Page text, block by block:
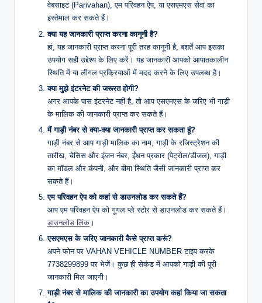
वेबसाइट (Parivahan), एम परिवहन ऐप, या एसएमएस सेवा का
इस्तेमाल कर सकते हैं।
क्या यह जानकारी प्राप्त करना कानूनी है?
हां, यह जानकारी प्राप्त करना पूरी तरह कानूनी है, बशर्ते आप इसका
उपयोग सही उद्देश्य के लिए करें। यह जानकारी आपको आपातकालीन
स्थिति में या लीगल प्रक्रियाओं में मदद करने के लिए उपलब्ध है।
क्या मुझे इंटरनेट की जरूरत होगी?
अगर आपके पास इंटरनेट नहीं है, तो आप एसएमएस के जरिए भी गाड़ी
के मालिक की जानकारी प्राप्त कर सकते हैं।
मैं गाड़ी नंबर से क्या-क्या जानकारी प्राप्त कर सकता हूं?
गाड़ी नंबर से आप गाड़ी मालिक का नाम, गाड़ी के रजिस्ट्रेशन की
तारीख, चेसिस और इंजन नंबर, ईंधन प्रकार (पेट्रोल/डीजल), गाड़ी
का मॉडल और कंपनी, और बीमा स्थिति जैसी जानकारी प्राप्त कर
सकते हैं।
एम परिवहन ऐप को कहां से डाउनलोड कर सकते हैं?
आप एम परिवहन ऐप को गूगल प्ले स्टोर से डाउनलोड कर सकते हैं।
डाउनलोड लिंक ।
एसएमएस के जरिए जानकारी कैसे प्राप्त करूं?
अपने फोन पर VAHAN VEHICLE NUMBER टाइप करके
7738299899 पर भेजें। कुछ ही सेकंड में आपको गाड़ी की पूरी
जानकारी मिल जाएगी।
गाड़ी नंबर से मालिक की जानकारी का उपयोग कहां किया जा सकता